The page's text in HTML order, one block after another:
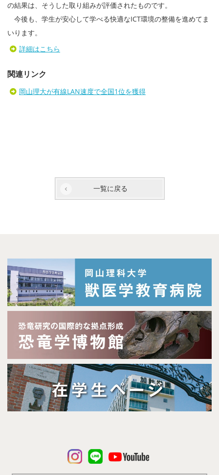
の結果は、そうした取り組みが評価されたものです。
今後も、学生が安心して学べる快適なICT環境の整備を進めてま
いります。
詳細はこちら
関連リンク
岡山理大が有線LAN速度で全国1位を獲得
一覧に戻る